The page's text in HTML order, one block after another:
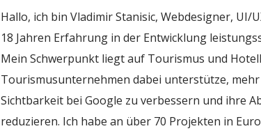
Hallo, ich bin Vladimir Stanisic, Webdesigner,
18 Jahren Erfahrung in der Entwicklung
Mein Schwerpunkt liegt auf Tourismus und
Tourismusunternehmen dabei unterstütze,
Sichtbarkeit bei Google zu verbessern und ihre
reduzieren. Ich habe an über 70 Projekten in